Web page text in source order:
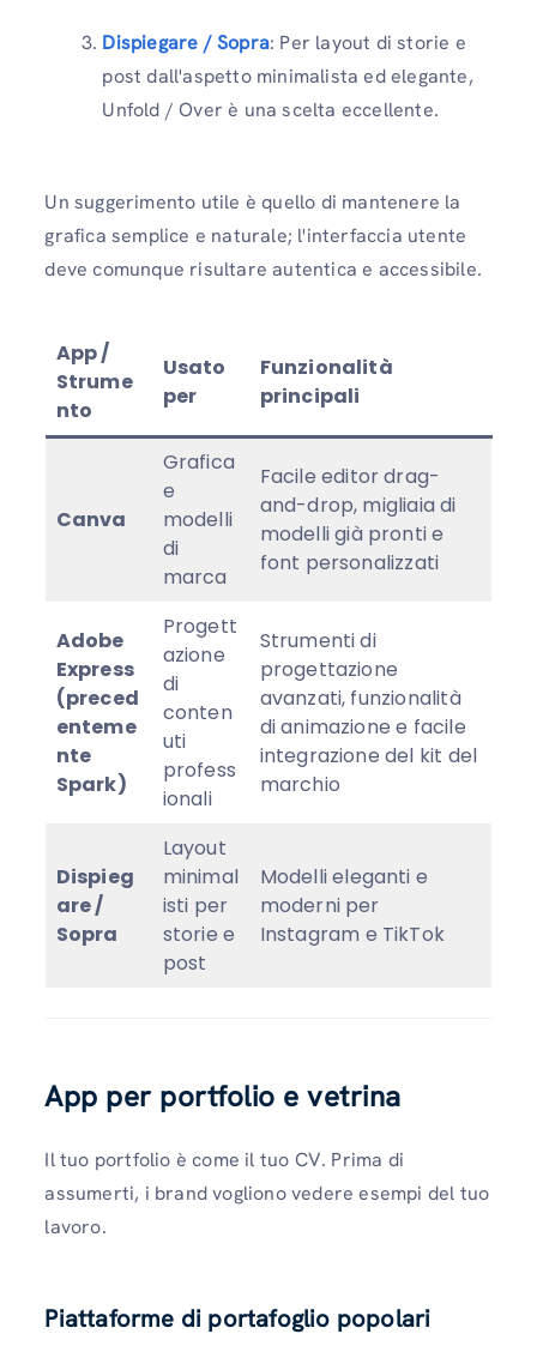
Dispiegare / Sopra: Per layout di storie e
post dall'aspetto minimalista ed elegante,
Unfold / Over è una scelta eccellente.
Un suggerimento utile è quello di mantenere la
grafica semplice e naturale; l'interfaccia utente
deve comunque risultare autentica e accessibile.
App /
Strume
nto
Usato
per
Funzionalità
principali
Canva
Grafica
e
modelli
di
marca
Facile editor drag-
and-drop, migliaia di
modelli già pronti e
font personalizzati
Adobe
Express
(preced
enteme
nte
Spark)
Progett
azione
di
conten
uti
profess
ionali
Strumenti di
progettazione
avanzati, funzionalità
di animazione e facile
integrazione del kit del
marchio
Dispieg
are /
Sopra
Layout
minimal
isti per
storie e
post
Modelli eleganti e
moderni per
Instagram e TikTok
App per portfolio e vetrina
Il tuo portfolio è come il tuo CV. Prima di
assumerti, i brand vogliono vedere esempi del tuo
lavoro.
Piattaforme di portafoglio popolari